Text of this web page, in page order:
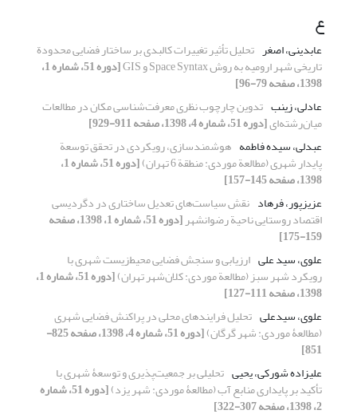
ع
عابدینی، اصغر تحلیل تأثیر تغییرات کالبدی بر ساختار فضایی محدودة
تاریخی شهر ارومیه به ‌روش Space Syntax و GIS [دوره 51، شماره 1،
1398، صفحه 79-96]
عادلی، زینب تدوین چارچوب نظری معرفت‌شناسی مکان در مطالعات
میان‌رشته‌ای[دوره 51، شماره 4، 1398، صفحه 911-929]
عبدلی، سیده فاطمه هوشمندسازی، رویکردی در تحقق توسعة
پایدار شهری (مطالعة موردی: منطقة 6 تهران) [دوره 51، شماره 1،
1398، صفحه 145-157]
عزیزپور، فرهاد نقش سیاست‌های تعدیل ساختاری در دگردیسی
اقتصاد روستایی ناحیة رضوانشهر [دوره 51، شماره 1، 1398، صفحه
159-175]
علوی، سید علی ارزیابی و سنجش فضایی محیط‌زیست شهری با
رویکرد شهر سبز (مطالعة موردی: کلان‌شهر تهران) [دوره 51، شماره 1،
1398، صفحه 111-127]
علوی، سیدعلی تحلیل فرایندهای محلی در پراکنش فضایی شهری
(مطالعۀ موردی: شهر گرگان) [دوره 51، شماره 4، 1398، صفحه 825-
851]
علیزاده شورکی، یحیی تحلیلی بر جمعیت‌پذیری و توسعۀ شهری با
تأکید بر پایداری منابع آب (مطالعۀ موردی: شهر یزد) [دوره 51، شماره
2، 1398، صفحه 307-322]